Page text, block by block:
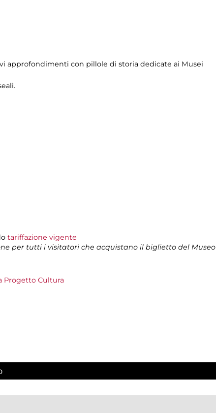
approfondimenti con pillole di storia dedicate ai Musei
tariffazione vigente
per tutti i visitatori che acquistano il biglietto del Museo
Progetto Cultura